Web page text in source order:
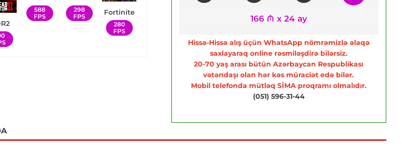
588
FPS
298
FPS
Fortinite
280
FPS
166 ₼ x 24 ay
Hissə-Hissə alış üçün WhatsApp nömrəmizlə əlaqə
saxlayaraq online rəsmiləşdirə bilərsiz.
20-70 yaş arası bütün Azərbaycan Respublikası
vətəndaşı olan hər kəs müraciət edə bilər.
Mobil telefonda mütləq SİMA proqramı olmalıdır.
(051) 596-31-44